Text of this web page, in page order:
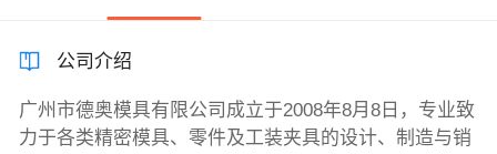
公司介绍
广州市德奥模具有限公司成立于2008年8月8日，专业致
力于各类精密模具、零件及工装夹具的设计、制造与销